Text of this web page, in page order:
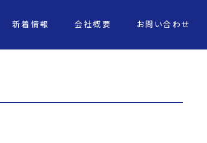
新着情報 会社概要 お問い合わせ